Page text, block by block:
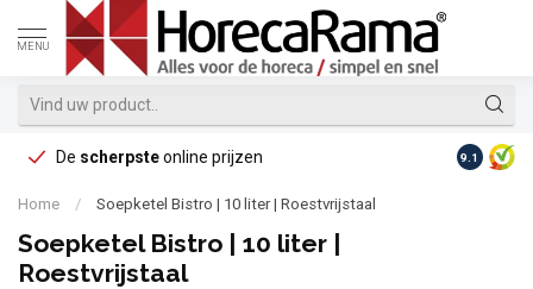
MENU
De scherpsteonline prijzen Op
9.1
Home / Soepketel Bistro | 10 liter | Roestvrijstaal
Soepketel Bistro | 10 liter |
Roestvrijstaal